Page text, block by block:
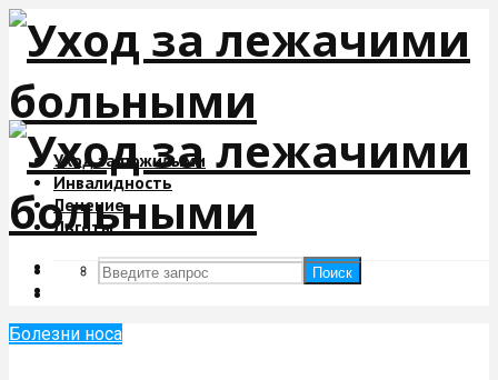
Уход за пожилыми
Инвалидность
Лечение
Льготы
Поиск
Поиск
Болезни носа